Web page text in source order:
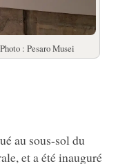
: Pesaro Musei
au sous-sol du
et a été inauguré